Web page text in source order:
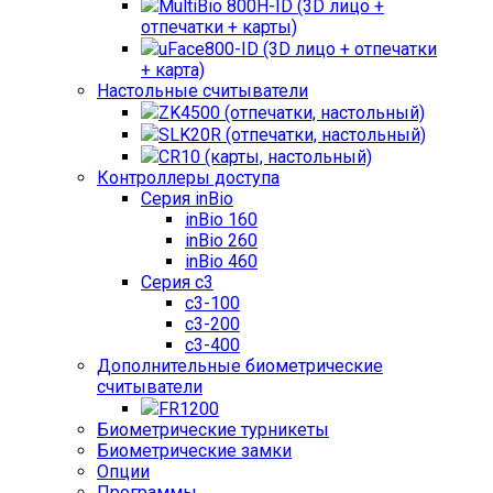
MultiBio 800H-ID (3D лицо +
отпечатки + карты)
uFace800-ID (3D лицо + отпечатки
+ карта)
Настольные считыватели
ZK4500 (отпечатки, настольный)
SLK20R (отпечатки, настольный)
CR10 (карты, настольный)
Контроллеры доступа
Серия inBio
inBio 160
inBio 260
inBio 460
Серия c3
c3-100
c3-200
c3-400
Дополнительные биометрические
считыватели
FR1200
Биометрические турникеты
Биометрические замки
Опции